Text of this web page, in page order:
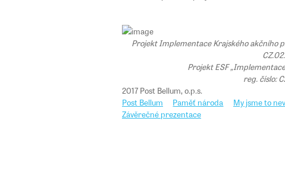
Projekt Implementace Krajského akčního
Projekt ESF
reg. číslo:
2017 Post Bellum, o.p.s.
Post Bellum
Paměť národa My jsme to
Závěrečné prezentace